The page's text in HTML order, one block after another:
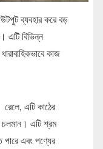
ব্যবহার করে বড়
এটি বিভিন্ন
কাজ
এটি কাঠের
চলমান। এটি শ্রম
পারে এবং পণ্যের